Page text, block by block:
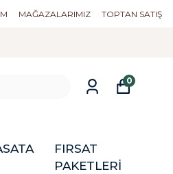
MAĞAZALARIMIZ TOPTAN SATIŞ
FIRSAT
PAKETLERİ
0